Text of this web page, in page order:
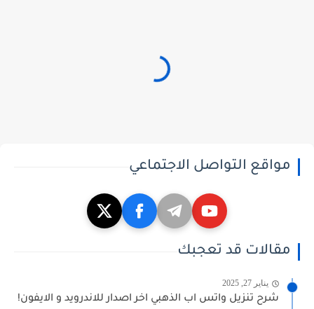
مواقع التواصل الاجتماعي
مقالات قد تعجبك
يناير 27, 2025
شرح تنزيل واتس اب الذهبي اخر اصدار للاندرويد و الايفون!